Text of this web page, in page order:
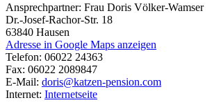
Ansprechpartner: Frau Doris Völker-Wamser
Dr.-Josef-Rachor-Str. 18
63840 Hausen
Adresse in Google Maps anzeigen
Telefon: 06022 24363
Fax: 06022 2089847
E-Mail: doris@katzen-pension.com
Internet: Internetseite